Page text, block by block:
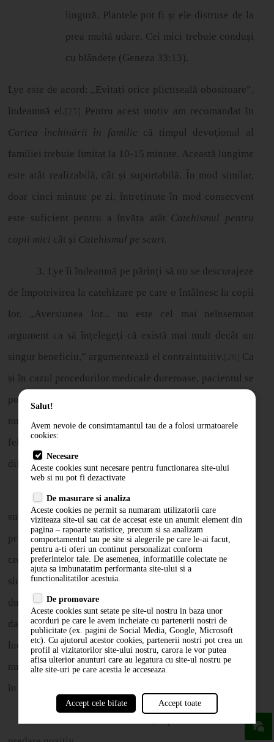
lingură . Plantele pot fi și ele distruse de la
prea multă udare. Cei mici trebuie conduși
cu blândețe (Geneza 33:13).
Lye este de acord: „Evitați orice plictiseală obositoare”,
îndeamnă el.
Pentru acest motiv am recomandat în
Cartea închinării în familie că timpul devoțional al
familiei trebuie limitat la 10-15 minute. Această lungime
este atât realizabilă, cât și suportabilă . În mod similar,
doar cinci minute pe zi, întreținute în mod consecvent
este suficient pentru a învăța atât Catehismul pentru
copii mici cât și Catehismul pe scurt .
3. Lye îi îndeamnă pe părinți să nu se descurajeze
de împotrivirea la catehizare pe care o întâ lnesc la copii
lor. „Aversiunea lor... nu este cel mai neînsemnat
argument ca să înțelegeți că există mai mult decât un
singur beneficiu,” argumentează el contraintuitiv.
Ca
și în cazul procedurilor medicale dureroase, pacientul se
poate pl
nu reprezintă un argument împotriva tratamentului. La
fel esteși cu catehizarea. Cinci minute pe zi nu este o
dificultate. Ignor ăvă icăreala.
4. Părinții nu trebuie s
succesului palpabil al muncii lor. Lye citeaz ăun
principiu fără moarte: suntem chema ți s ăar
credincioșie, nu succes.„ DumnezeuÎși mă
slujitorii, nu dupărezultat, care este doar treaba Lui; ci
dup
perseverențaș
datoria lor.”[27]Părinții credincioși planificăș
lucruri cu „bătaie lungă”. Este posibil ca rezultatele să
nu apară imediat, dar avem încredere că roadele vor veni
în cele din urmă. Mai multe despre asta într-un moment.
Salut!
Avem nevoie de consimtamantul tau de a folosi urmatoarele
cookies:
Necesare
Aceste cookies sunt necesare pentru functionarea site-ului
web si nu pot fi dezactivate
De masurare si analiza
Aceste cookies ne permit sa numaram utilizatorii care
viziteaza site-ul sau cat de accesat este un anumit element din
pagina – rapoarte statistice, precum si sa analizam
comportamentul tau pe site si alegerile pe care le-ai facut,
pentru a-ti oferi un continut personalizat conform
preferintelor tale. De asemenea, informatiile colectate ne
ajuta sa imbunatatim performanta site-ului si a
functionalitatilor acestuia.
De promovare
Aceste cookies sunt setate pe site-ul nostru in baza unor
acorduri pe care le avem incheiate cu partenerii nostri de
publicitate (ex. pagini de Social Media, Google, Microsoft
etc). Cu ajutorul acestor cookies, partenerii nostri pot crea un
profil al vizitatorilor site-ului nostru, carora le vor putea
afisa ulterior anunturi care au legatura cu site-ul nostru pe
alte site-uri pe care acestia le acceseaza.
Accept cele bifate Accept toate